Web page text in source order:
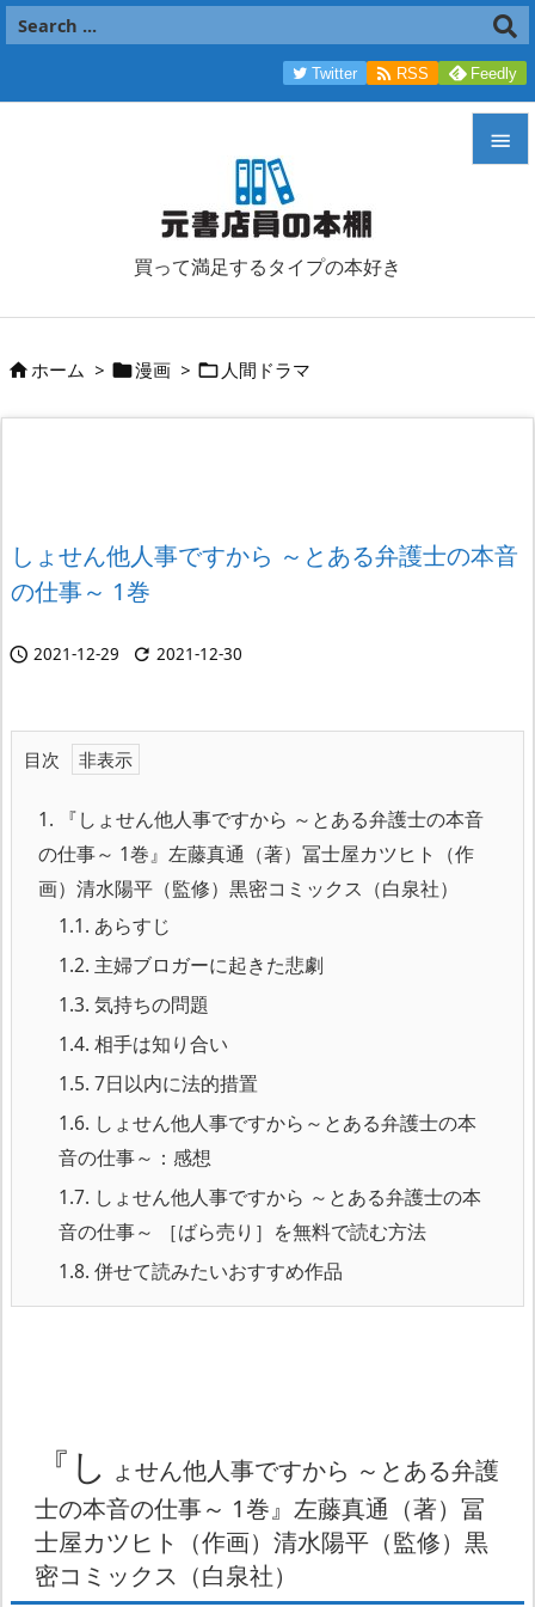
買って満足するタイプの本好き


次へ
Twitter  RSS Feedly
ホーム > 漫画 >  人間ドラマ
しょせん他人事ですから ～とある弁護士の本音
の仕事～ 1巻
 2021-12-29  2021-12-30
目次
1. 『しょせん他人事ですから ～とある弁護士の本音
の仕事～ 1巻』左藤真通（著）冨士屋カツヒト（作
画）清水陽平（監修）黒密コミックス（白泉社）
1.1. あらすじ
1.2. 主婦ブロガーに起きた悲劇
1.3. 気持ちの問題
1.4. 相手は知り合い
1.5. 7日以内に法的措置
1.6. しょせん他人事ですから～とある弁護士の本
音の仕事～：感想
1.7. しょせん他人事ですから ～とある弁護士の本
音の仕事～ ［ばら売り］を無料で読む方法
1.8. 併せて読みたいおすすめ作品
『し ょせん他人事ですから ～とある弁護
士の本音の仕事～ 1巻』左藤真通（著）冨
士屋カツヒト（作画）清水陽平（監修）黒
密コミックス（白泉社）